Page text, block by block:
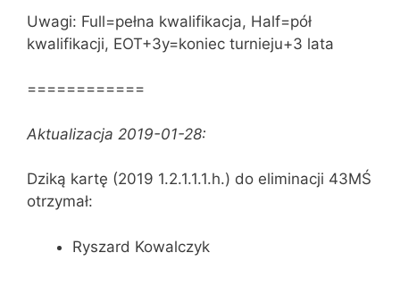
Uwagi: Full=pełna kwalifikacja, Half=pół
kwalifikacji, EOT+3y=koniec turnieju+3 lata
============
Aktualizacja 2019-01-28:
Dziką kartę (2019 1.2.1.1.1.h.) do eliminacji 43MŚ
otrzymał:
Ryszard Kowalczyk